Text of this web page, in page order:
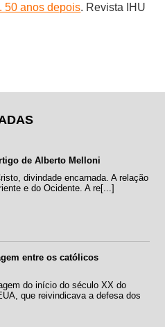
50 anos depois. Revista IHU
de Alberto Melloni
divindade encarnada. A relação
e do Ocidente. A re[...]
entre os católicos
do início do século XX do
que reivindicava a defesa dos